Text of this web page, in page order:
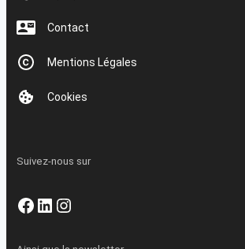
Contact
Mentions Légales
Cookies
Suivez-nous sur
Facebook
LinkedIn
Instagram